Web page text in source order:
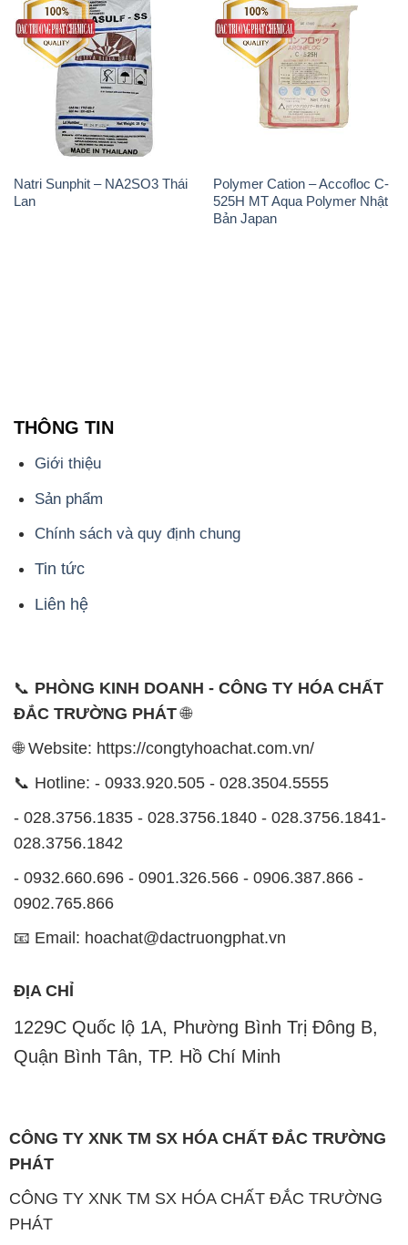
Natri Sunphit – NA2SO3 Thái
Lan
Polymer Cation – Accofloc C-
525H MT Aqua Polymer Nhật
Bản Japan
THÔNG TIN
Giới thiệu
Sản phẩm
Chính sách và quy định chung
Tin tức
Liên hệ
📞 PHÒNG KINH DOANH - CÔNG TY HÓA CHẤT
ĐẮC TRƯỜNG PHÁT🌐
🌐 Website: https://congtyhoachat.com.vn/
📞 Hotline: - 0933.920.505 - 028.3504.5555
- 028.3756.1835 - 028.3756.1840 - 028.3756.1841-
028.3756.1842
- 0932.660.696 - 0901.326.566 - 0906.387.866 -
0902.765.866
📧 Email: hoachat@dactruongphat.vn
ĐỊA CHỈ
1229C Quốc lộ 1A, Phường Bình Trị Đông B,
Quận Bình Tân, TP. Hồ Chí Minh
CÔNG TY XNK TM SX HÓA CHẤT ĐẮC TRƯỜNG
PHÁT
CÔNG TY XNK TM SX HÓA CHẤT ĐẮC TRƯỜNG
PHÁT